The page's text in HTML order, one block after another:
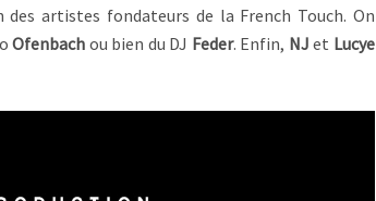
des artistes fondateurs de la French Touch. On
Ofenbach ou bien du DJ Feder. Enfin, NJ et Lucye